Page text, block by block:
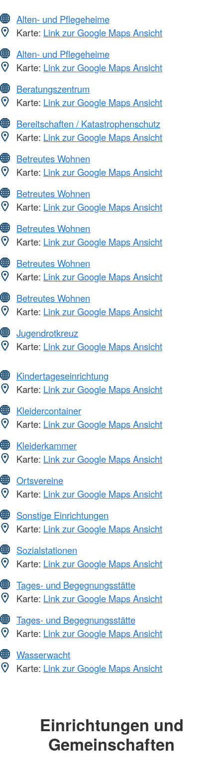
Alten- und Pflegeheime
Karte: Link zur Google Maps Ansicht
Alten- und Pflegeheime
Karte: Link zur Google Maps Ansicht
Beratungszentrum
Karte: Link zur Google Maps Ansicht
Bereitschaften / Katastrophenschutz
Karte: Link zur Google Maps Ansicht
Betreutes Wohnen
Karte: Link zur Google Maps Ansicht
Betreutes Wohnen
Karte: Link zur Google Maps Ansicht
Betreutes Wohnen
Karte: Link zur Google Maps Ansicht
Betreutes Wohnen
Karte: Link zur Google Maps Ansicht
Betreutes Wohnen
Karte: Link zur Google Maps Ansicht
Jugendrotkreuz
Karte: Link zur Google Maps Ansicht
Kindertageseinrichtung
Karte: Link zur Google Maps Ansicht
Kleidercontainer
Karte: Link zur Google Maps Ansicht
Kleiderkammer
Karte: Link zur Google Maps Ansicht
Ortsvereine
Karte: Link zur Google Maps Ansicht
Sonstige Einrichtungen
Karte: Link zur Google Maps Ansicht
Sozialstationen
Karte: Link zur Google Maps Ansicht
Tages- und Begegnungsstätte
Karte: Link zur Google Maps Ansicht
Tages- und Begegnungsstätte
Karte: Link zur Google Maps Ansicht
Wasserwacht
Karte: Link zur Google Maps Ansicht
Einrichtungen und
Gemeinschaften